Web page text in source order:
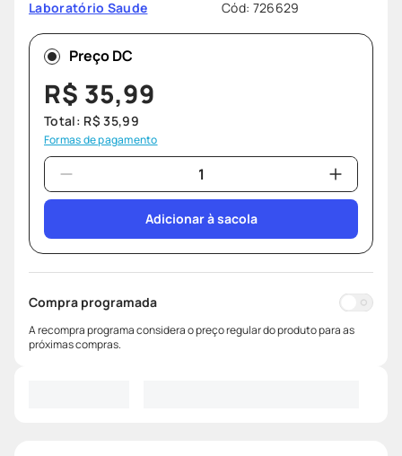
9
fralda pampers
teste gravidez
Laboratório Saude Cód: 726629
Preço DC
R$ 35,99
Total: R$ 35,99
Formas de pagamento
Adicionar à sacola
Compra programada
A recompra programa considera o preço regular do produto para as
próximas compras.